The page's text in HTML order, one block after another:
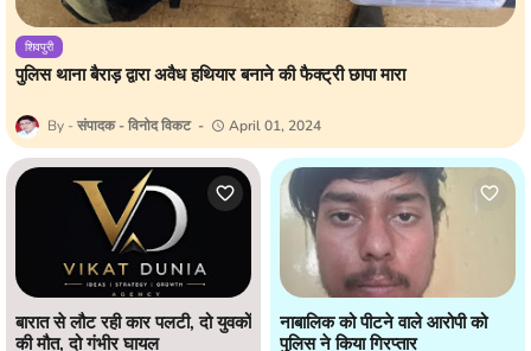
शिवपुरी
पुलिस थाना बैराड़ द्वारा अवैध हथियार बनाने की फैक्ट्री छापा मारा
संपादक - विनोद विकट April 01, 2024
बारात से लौट रही कार पलटी, दो युवकों
की मौत, दो गंभीर घायल
नाबालिक को पीटने वाले आरोपी को
पुलिस ने किया गिरप्तार